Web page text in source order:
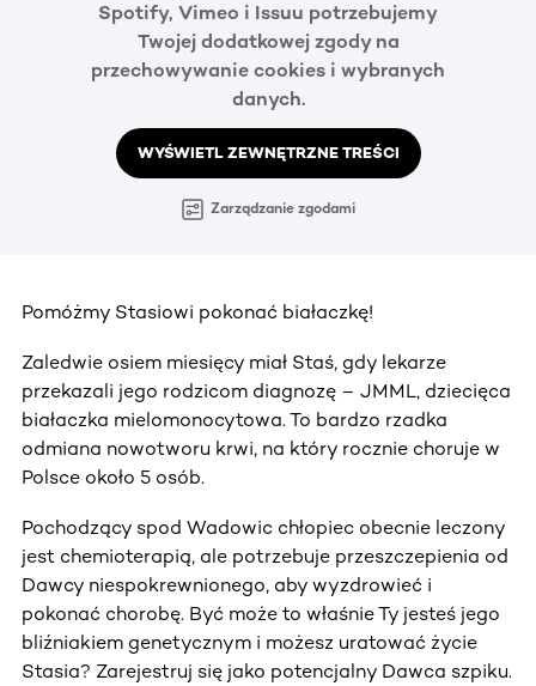
Spotify, Vimeo i Issuu potrzebujemy
Twojej dodatkowej zgody na
przechowywanie cookies i wybranych
danych.
WYŚWIETL ZEWNĘTRZNE TREŚCI
Zarządzanie zgodami
Pomóżmy Stasiowi pokonać białaczkę!
Zaledwie osiem miesięcy miał Staś, gdy lekarze
przekazali jego rodzicom diagnozę – JMML, dziecięca
białaczka mielomonocytowa. To bardzo rzadka
odmiana nowotworu krwi, na który rocznie choruje w
Polsce około 5 osób.
Pochodzący spod Wadowic chłopiec obecnie leczony
jest chemioterapią, ale potrzebuje przeszczepienia od
Dawcy niespokrewnionego, aby wyzdrowieć i
pokonać chorobę. Być może to właśnie Ty jesteś jego
bliźniakiem genetycznym i możesz uratować życie
Stasia? Zarejestruj się jako potencjalny Dawca szpiku.